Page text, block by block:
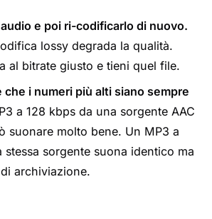
e poi ri-codificarlo di nuovo.
lossy degrada la qualità.
al bitrate giusto e tieni quel file.
che i numeri più alti siano sempre
a 128 kbps da una sorgente AAC
suonare molto bene. Un MP3 a
stessa sorgente suona identico ma
archiviazione.